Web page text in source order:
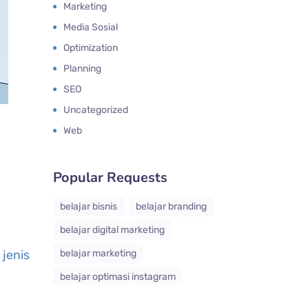
jenis
Marketing
Media Sosial
Optimization
Planning
SEO
Uncategorized
Web
Popular Requests
belajar bisnis
belajar branding
belajar digital marketing
belajar marketing
belajar optimasi instagram